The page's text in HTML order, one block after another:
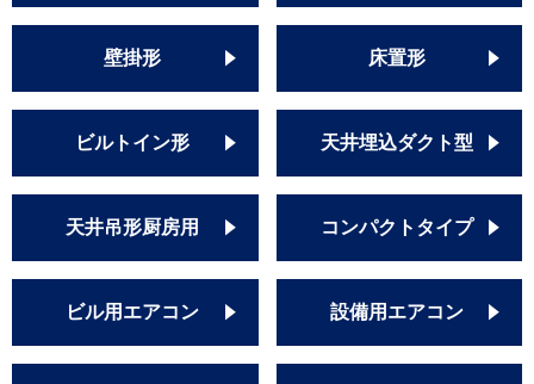
壁掛形 床置形
ビルトイン形 天井埋込ダクト型
天井吊形厨房用 コンパクトタイプ
ビル用エアコン 設備用エアコン